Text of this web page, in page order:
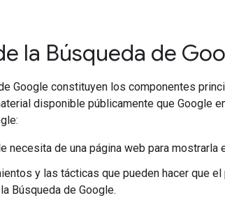
la Búsqueda de
Google constituyen los componentes
disponible públicamente que Google
necesita de una página web para mostrarla
y las tácticas que pueden hacer que
Búsqueda de Google.